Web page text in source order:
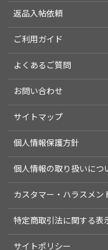
返品入帖依頼
ご利用ガイド
よくあるご質問
お問い合わせ
サイトマップ
個人情報保護方針
個人情報の取り扱いにつ
カスタマー・ハラスメン
特定商取引法に関する表
サイトポリシー